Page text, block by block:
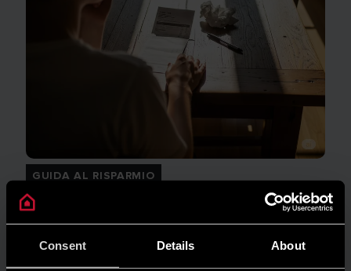
Consent Details About
GUIDA AL RISPARMIO
Quanto consuma un condizionatore?
LEGGI DI PIÙ